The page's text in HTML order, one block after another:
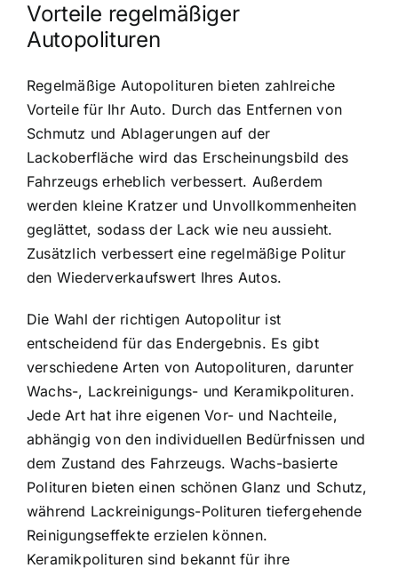
Vorteile regelmäßiger
Autopolituren
Regelmäßige Autopolituren bieten zahlreiche
Vorteile für Ihr Auto. Durch das Entfernen von
Schmutz und Ablagerungen auf der
Lackoberfläche wird das Erscheinungsbild des
Fahrzeugs erheblich verbessert. Außerdem
werden kleine Kratzer und Unvollkommenheiten
geglättet, sodass der Lack wie neu aussieht.
Zusätzlich verbessert eine regelmäßige Politur
den Wiederverkaufswert Ihres Autos.
Die Wahl der richtigen Autopolitur ist
entscheidend für das Endergebnis. Es gibt
verschiedene Arten von Autopolituren, darunter
Wachs-, Lackreinigungs- und Keramikpolituren.
Jede Art hat ihre eigenen Vor- und Nachteile,
abhängig von den individuellen Bedürfnissen und
dem Zustand des Fahrzeugs. Wachs-basierte
Polituren bieten einen schönen Glanz und Schutz,
während Lackreinigungs-Polituren tiefergehende
Reinigungseffekte erzielen können.
Keramikpolituren sind bekannt für ihre